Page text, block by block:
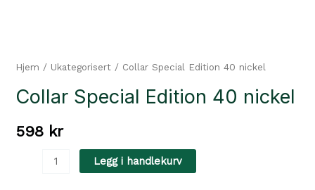
Hjem / Ukategorisert / Collar Special Edition 40 nickel
Collar Special Edition 40 nickel
598 kr
Legg i handlekurv